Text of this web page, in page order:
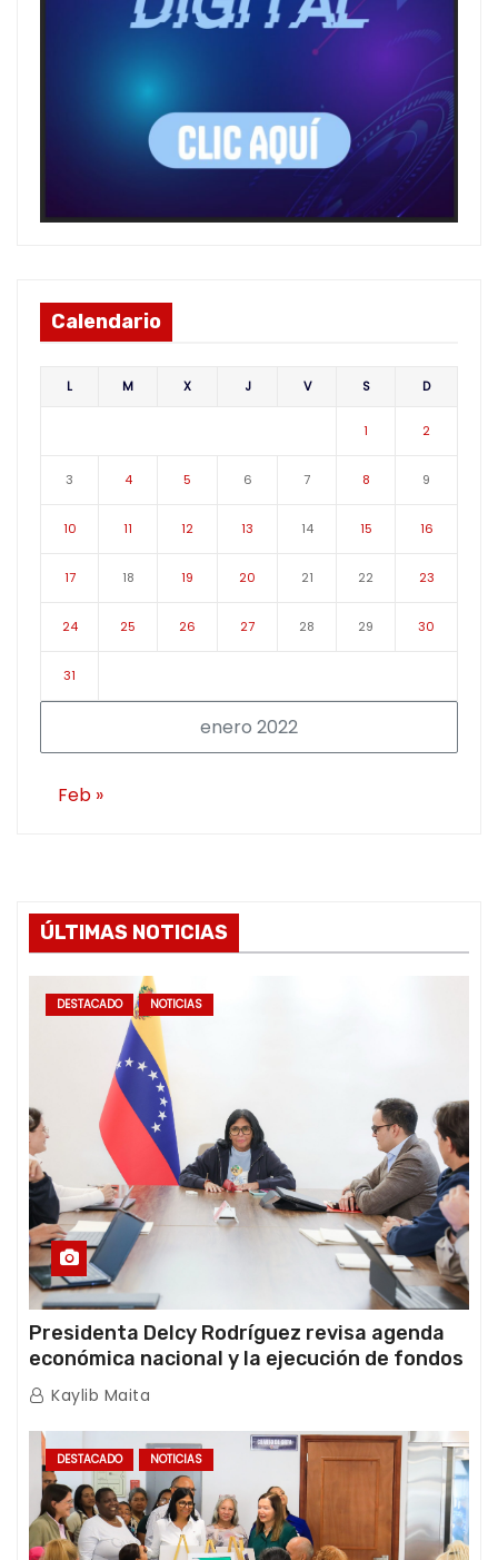
Calendario
enero 2022
L M X J V S D
1 2
3 4 5 6 7 8 9
10 11 12 13 14 15 16
17 18 19 20 21 22 23
24 25 26 27 28 29 30
31
Feb »
ÚLTIMAS NOTICIAS
DESTACADO NOTICIAS
Presidenta Delcy Rodríguez revisa agenda
económica nacional y la ejecución de fondos
de emergencia post-sismos
Kaylib Maita
DESTACADO NOTICIAS